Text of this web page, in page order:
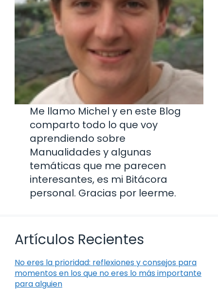
Me llamo Michel y en este Blog
comparto todo lo que voy
aprendiendo sobre
Manualidades y algunas
temáticas que me parecen
interesantes, es mi Bitácora
personal. Gracias por leerme.
Artículos Recientes
No eres la prioridad: reflexiones y consejos para
momentos en los que no eres lo más importante
para alguien